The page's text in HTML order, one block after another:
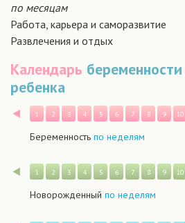
по месяцам
Работа, карьера и саморазвитие
Развлечения и отдых
Календарь
ребенка
Назад
1 2 3 4 5 6 7 8 9 10
Беременность по неделям
Назад
1 2 3 4 5 6 7 8 9 10
Новорожденный по неделям